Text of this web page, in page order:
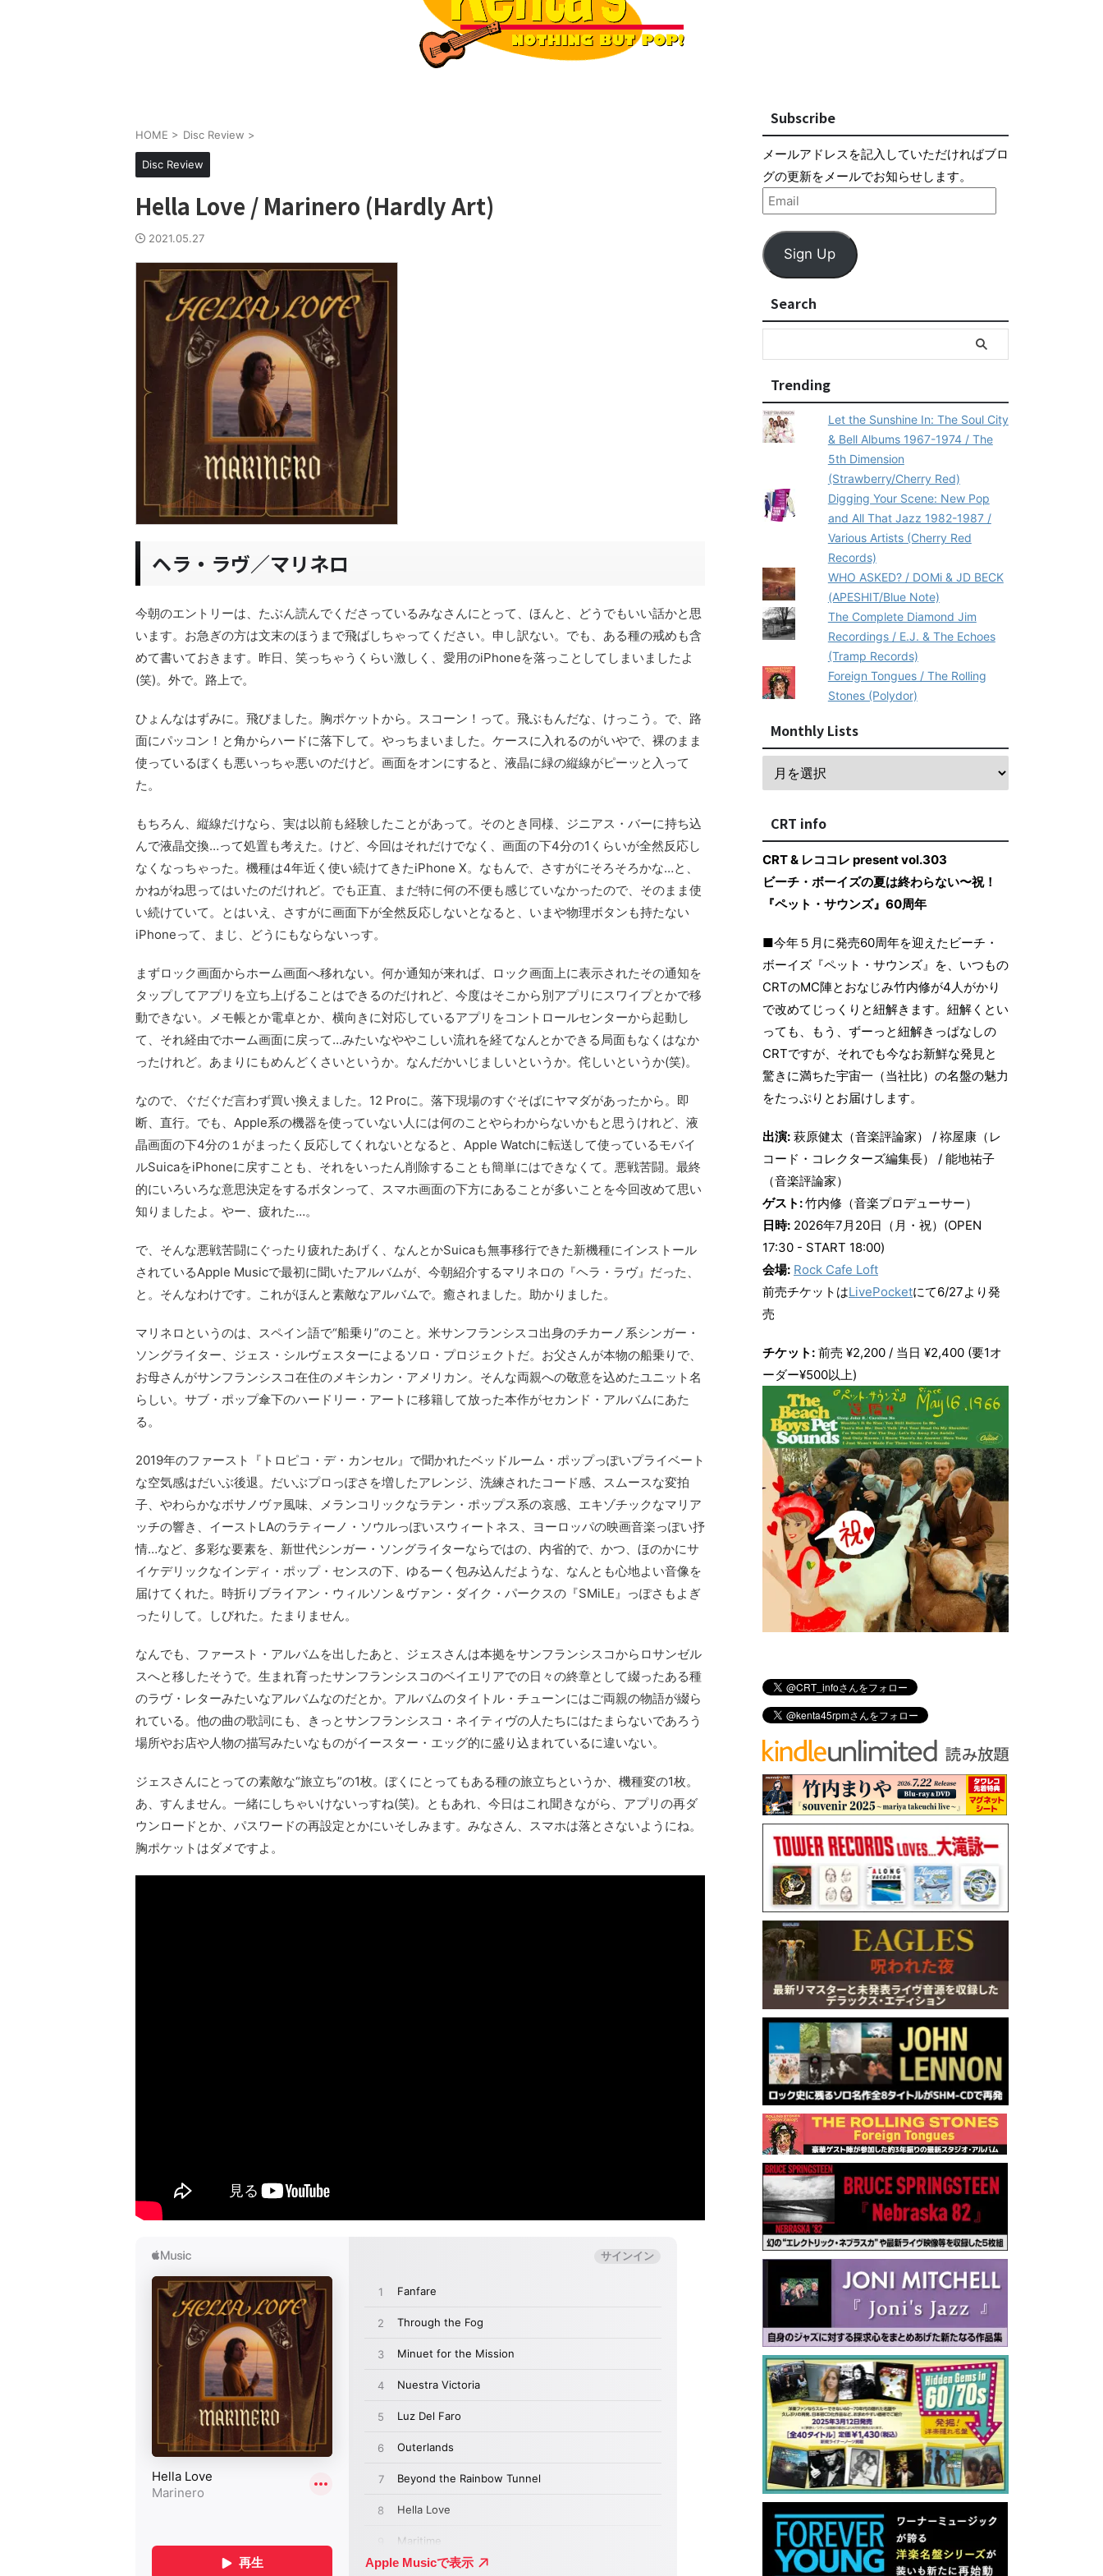
HOME > Disc Review >
Disc Review
Hella Love / Marinero (Hardly Art)
2021.05.27
ヘラ・ラヴ／マリネロ
今朝のエントリーは、たぶん読んでくださっているみなさんにとって、ほんと、どうでもいい話かと思
います。お急ぎの方は文末のほうまで飛ばしちゃってください。申し訳ない。でも、ある種の戒めも含
めて書いておきます。昨日、笑っちゃうくらい激しく、愛用のiPhoneを落っことしてしまいましたよ
(笑)。外で。路上で。
ひょんなはずみに。飛びました。胸ポケットから。スコーン！って。飛ぶもんだな、けっこう。で、路
面にパッコン！と角からハードに落下して。やっちまいました。ケースに入れるのがいやで、裸のまま
使っているぼくも悪いっちゃ悪いのだけど。画面をオンにすると、液晶に緑の縦線がピーッと入って
た。
もちろん、縦線だけなら、実は以前も経験したことがあって。そのとき同様、ジニアス・バーに持ち込
んで液晶交換…って処置も考えた。けど、今回はそれだけでなく、画面の下4分の1くらいが全然反応し
なくなっちゃった。機種は4年近く使い続けてきたiPhone X。なもんで、さすがにそろそろかな…と、
かねがね思ってはいたのだけれど。でも正直、まだ特に何の不便も感じていなかったので、そのまま使
い続けていて。とはいえ、さすがに画面下が全然反応しないとなると、いまや物理ボタンも持たない
iPhoneって、まじ、どうにもならないっす。
まずロック画面からホーム画面へ移れない。何か通知が来れば、ロック画面上に表示されたその通知を
タップしてアプリを立ち上げることはできるのだけれど、今度はそこから別アプリにスワイプとかで移
動できない。メモ帳とか電卓とか、横向きに対応しているアプリをコントロールセンターから起動し
て、それ経由でホーム画面に戻って…みたいなややこしい流れを経てなんとかできる局面もなくはなか
ったけれど。あまりにもめんどくさいというか。なんだかいじましいというか。侘しいというか(笑)。
なので、ぐだぐだ言わず買い換えました。12 Proに。落下現場のすぐそばにヤマダがあったから。即
断、直行。でも、Apple系の機器を使っていない人には何のことやらわからないかもと思うけれど、液
晶画面の下4分の１がまったく反応してくれないとなると、Apple Watchに転送して使っているモバイ
ルSuicaをiPhoneに戻すことも、それをいったん削除することも簡単にはできなくて。悪戦苦闘。最終
的にいろいろな意思決定をするボタンって、スマホ画面の下方にあることが多いことを今回改めて思い
知りましたよ。やー、疲れた…。
で、そんな悪戦苦闘にぐったり疲れたあげく、なんとかSuicaも無事移行できた新機種にインストール
されているApple Musicで最初に聞いたアルバムが、今朝紹介するマリネロの『ヘラ・ラヴ』だった、
と。そんなわけです。これがほんと素敵なアルバムで。癒されました。助かりました。
マリネロというのは、スペイン語で“船乗り”のこと。米サンフランシスコ出身のチカーノ系シンガー・
ソングライター、ジェス・シルヴェスターによるソロ・プロジェクトだ。お父さんが本物の船乗りで、
お母さんがサンフランシスコ在住のメキシカン・アメリカン。そんな両親への敬意を込めたユニット名
らしい。サブ・ポップ傘下のハードリー・アートに移籍して放った本作がセカンド・アルバムにあた
る。
2019年のファースト『トロピコ・デ・カンセル』で聞かれたベッドルーム・ポップっぽいプライベート
な空気感はだいぶ後退。だいぶプロっぽさを増したアレンジ、洗練されたコード感、スムースな変拍
子、やわらかなボサノヴァ風味、メランコリックなラテン・ポップス系の哀感、エキゾチックなマリア
ッチの響き、イーストLAのラティーノ・ソウルっぽいスウィートネス、ヨーロッパの映画音楽っぽい抒
情…など、多彩な要素を、新世代シンガー・ソングライターならではの、内省的で、かつ、ほのかにサ
イケデリックなインディ・ポップ・センスの下、ゆるーく包み込んだような、なんとも心地よい音像を
届けてくれた。時折りブライアン・ウィルソン＆ヴァン・ダイク・パークスの『SMiLE』っぽさもよぎ
ったりして。しびれた。たまりません。
なんでも、ファースト・アルバムを出したあと、ジェスさんは本拠をサンフランシスコからロサンゼル
スへと移したそうで。生まれ育ったサンフランシスコのベイエリアでの日々の終章として綴ったある種
のラヴ・レターみたいなアルバムなのだとか。アルバムのタイトル・チューンにはご両親の物語が綴ら
れている。他の曲の歌詞にも、きっとサンフランシスコ・ネイティヴの人たちにはたまらないであろう
場所やお店や人物の描写みたいなものがイースター・エッグ的に盛り込まれているに違いない。
ジェスさんにとっての素敵な“旅立ち”の1枚。ぼくにとってもある種の旅立ちというか、機種変の1枚。
あ、すんません。一緒にしちゃいけないっすね(笑)。ともあれ、今日はこれ聞きながら、アプリの再ダ
ウンロードとか、パスワードの再設定とかにいそしみます。みなさん、スマホは落とさないようにね。
胸ポケットはダメですよ。
Subscribe
メールアドレスを記入していただければブロ
グの更新をメールでお知らせします。
Sign Up
Search
Trending
Let the Sunshine In: The Soul City
& Bell Albums 1967-1974 / The
5th Dimension
(Strawberry/Cherry Red)
Digging Your Scene: New Pop
and All That Jazz 1982-1987 /
Various Artists (Cherry Red
Records)
WHO ASKED? / DOMi & JD BECK
(APESHIT/Blue Note)
The Complete Diamond Jim
Recordings / E.J. & The Echoes
(Tramp Records)
Foreign Tongues / The Rolling
Stones (Polydor)
Monthly Lists
CRT info
CRT & レココレ present vol.303
ビーチ・ボーイズの夏は終わらない〜祝！
『ペット・サウンズ』60周年
■今年５月に発売60周年を迎えたビーチ・
ボーイズ『ペット・サウンズ』を、いつもの
CRTのMC陣とおなじみ竹内修が4人がかり
で改めてじっくりと紐解きます。紐解くとい
っても、もう、ずーっと紐解きっぱなしの
CRTですが、それでも今なお新鮮な発見と
驚きに満ちた宇宙一（当社比）の名盤の魅力
をたっぷりとお届けします。
出演: 萩原健太（音楽評論家） / 祢屋康（レ
コード・コレクターズ編集長） / 能地祐子
（音楽評論家）
ゲスト:竹内修（音楽プロデューサー）
日時: 2026年7月20日（月・祝）(OPEN
17:30 - START 18:00)
会場: Rock Cafe Loft
前売チケットはLivePocketにて6/27より発
売
チケット: 前売 ¥2,200 / 当日 ¥2,400 (要1オ
ーダー¥500以上)